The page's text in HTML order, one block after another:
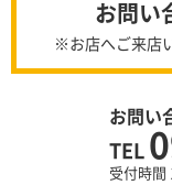
お問い
※お店へご来店
お問い
TEL
受付時間